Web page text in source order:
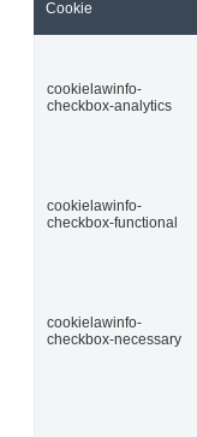
Cookie
cookielawinfo-
checkbox-analytics
cookielawinfo-
checkbox-functional
cookielawinfo-
checkbox-necessary